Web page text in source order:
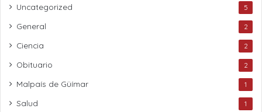
Uncategorized 5
General 2
Ciencia 2
Obituario 2
Malpaís de Güímar 1
Salud 1